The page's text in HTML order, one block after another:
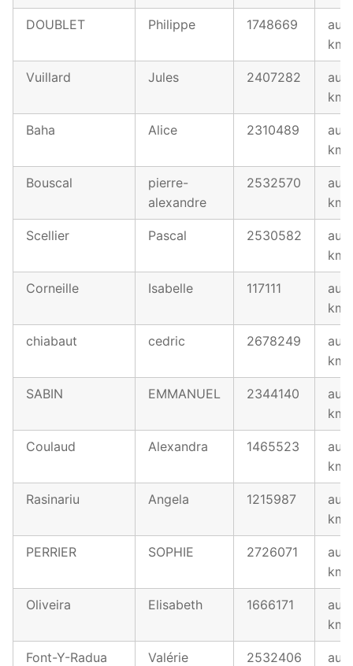
DOUBLET Philippe 1748669
au
km
Vuillard Jules 2407282
au
km
Baha Alice 2310489
au
km
Bouscal
pierre-
alexandre
2532570
au
km
Scellier Pascal 2530582
au
km
Corneille Isabelle 117111
au
km
chiabaut cedric 2678249
au
km
SABIN EMMANUEL 2344140
au
km
Coulaud Alexandra 1465523
au
km
Rasinariu Angela 1215987
au
km
PERRIER SOPHIE 2726071
au
km
Oliveira Elisabeth 1666171
au
km
Font-Y-Radua Valérie 2532406
au